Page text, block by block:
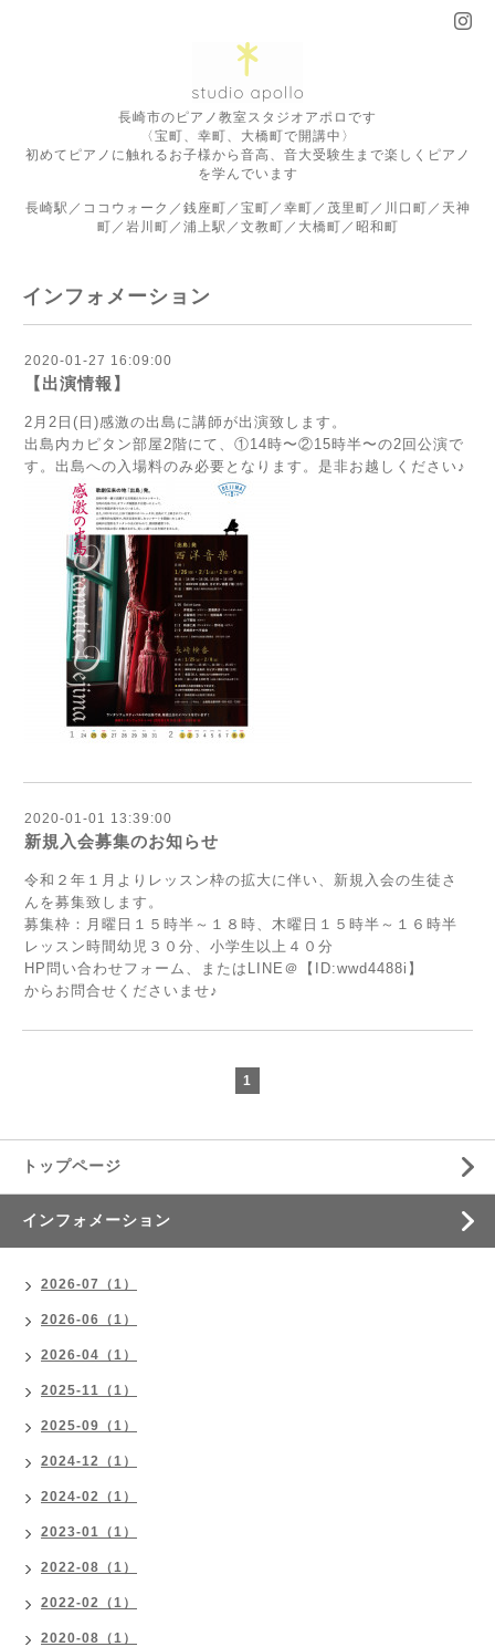
長崎市のピアノ教室スタジオアポロです
〈宝町、幸町、大橋町で開講中〉
初めてピアノに触れるお子様から音高、音大受験生まで楽しくピアノ
を学んでいます
長崎駅／ココウォーク／銭座町／宝町／幸町／茂里町／川口町／天神
町／岩川町／浦上駅／文教町／大橋町／昭和町
インフォメーション
2020-01-27 16:09:00
【出演情報】
2月2日(日)感激の出島に講師が出演致します。
出島内カピタン部屋2階にて、①14時〜②15時半〜の2回公演で
す。出島への入場料のみ必要となります。是非お越しください♪
2020-01-01 13:39:00
新規入会募集のお知らせ
令和２年１月よりレッスン枠の拡大に伴い、新規入会の生徒さ
んを募集致します。
募集枠：月曜日１５時半～１８時、木曜日１５時半～１６時半
レッスン時間幼児３０分、小学生以上４０分
HP問い合わせフォーム、またはLINE＠【ID:wwd4488i】
からお問合せくださいませ♪
1
トップページ
インフォメーション
2026-07（1）
2026-06（1）
2026-04（1）
2025-11（1）
2025-09（1）
2024-12（1）
2024-02（1）
2023-01（1）
2022-08（1）
2022-02（1）
2020-08（1）